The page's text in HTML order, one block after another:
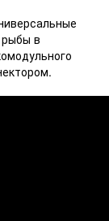
рыбы в